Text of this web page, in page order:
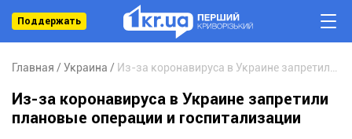
Поддержать
Главная Украина
Из-за коронавируса в Украине запретили
плановые операции и госпитализации